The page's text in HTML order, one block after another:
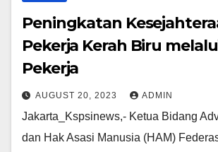
Peningkatan
Pekerja Kerah Biru
Pekerja
AUGUST 20, 2023 ADMIN
Jakarta_Kspsinews,- Ketua Bidang
dan Hak Asasi Manusia (HAM)